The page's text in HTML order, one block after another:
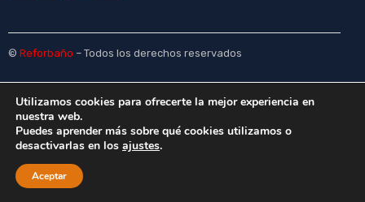
© Reforbaño – Todos los derechos reservados
Utilizamos cookies para ofrecerte la mejor experiencia en
nuestra web.
Puedes aprender más sobre qué cookies utilizamos o
desactivarlas en los ajustes.
Aceptar